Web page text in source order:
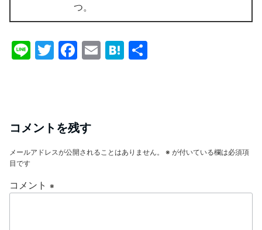
つ。
Li T
F
b
o
o
E
H
コメントを残す
メールアドレスが公開されることはありません。 ※ が付いている欄は必須項
目です
コメント ※